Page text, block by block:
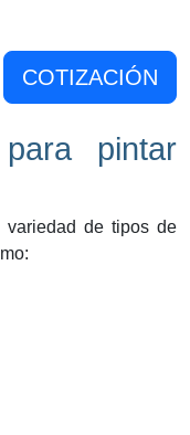
COTIZACIÓN
pintar
variedad de tipos de